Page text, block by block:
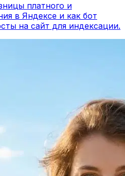
платного и
в Яндексе и как бот
на сайт для индексации.